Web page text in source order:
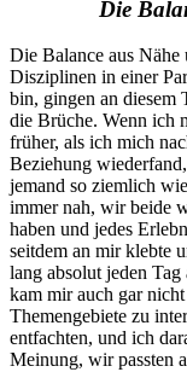
Die
Die Balance aus Nähe
Disziplinen in einer
bin, gingen an diesem
die Brüche. Wenn ich
früher, als ich mich
Beziehung
jemand so ziemlich
immer nah, wir beide
haben und jedes
seitdem an mir klebte
lang absolut jeden
kam mir auch gar
Themengebiete zu
entfachten, und ich
Meinung, wir passten